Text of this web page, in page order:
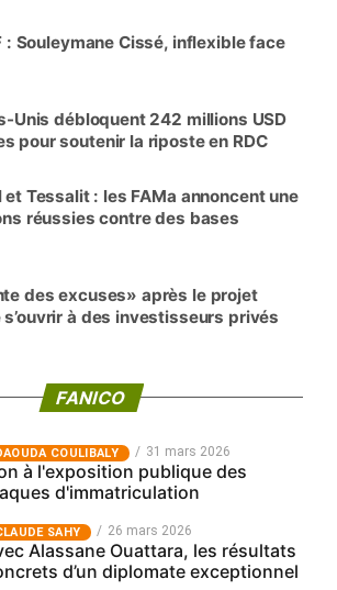
: Souleymane Cissé, inflexible face
Unis débloquent 242 millions USD
pour soutenir la riposte en RDC
Tessalit : les FAMa annoncent une
réussies contre des bases
des excuses» après le projet
à des investisseurs privés
FANICO
COULIBALY 31 mars 2026
à l'exposition publique des
d'immatriculation
SAHY 26 mars 2026
Alassane Ouattara, les résultats
d’un diplomate exceptionnel